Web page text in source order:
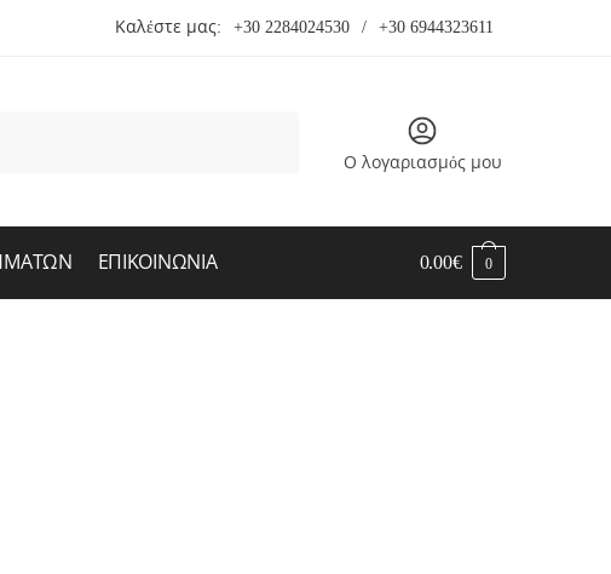
Καλέστε μας: +30 2284024530 / +30 6944323611
Ο λογαριασμός μου
ΕΠΙΚΟΙΝΩΝΙΑ 0.00€ 0